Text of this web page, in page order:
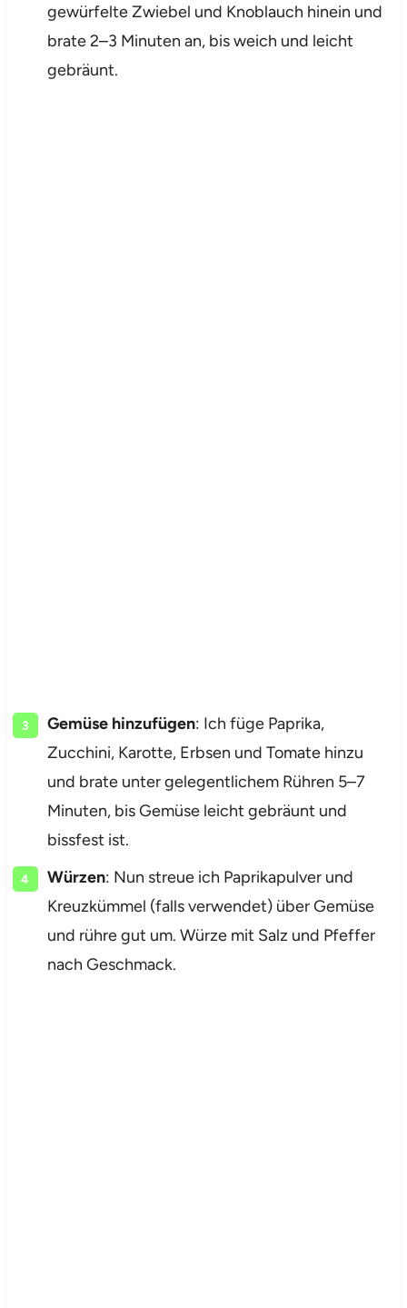
gewürfelte Zwiebel und Knoblauch hinein und
brate 2–3 Minuten an, bis weich und leicht
gebräunt.
Gemüse hinzufügen: Ich füge Paprika,
Zucchini, Karotte, Erbsen und Tomate hinzu
und brate unter gelegentlichem Rühren 5–7
Minuten, bis Gemüse leicht gebräunt und
bissfest ist.
Würzen: Nun streue ich Paprikapulver und
Kreuzkümmel (falls verwendet) über Gemüse
und rühre gut um. Würze mit Salz und Pfeffer
nach Geschmack.